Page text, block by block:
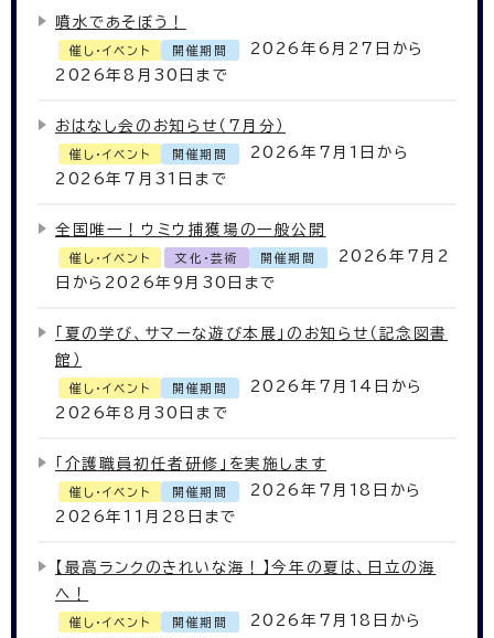
噴水であそぼう！
催し・イベント 開催期間
2026年6月27日から
2026年8月30日まで
おはなし会のお知らせ（7月分）
催し・イベント 開催期間
2026年7月1日から
2026年7月31日まで
全国唯一！ウミウ捕獲場の一般公開
催し・イベント 文化・芸術 開催期間
2026年7月2
日から2026年9月30日まで
「夏の学び、サマーな遊び本展」のお知らせ（記念図書
館）
催し・イベント 開催期間
2026年7月14日から
2026年8月30日まで
「介護職員初任者研修」を実施します
催し・イベント 開催期間
2026年7月18日から
2026年11月28日まで
【最高ランクのきれいな海！】今年の夏は、日立の海
へ！
催し・イベント 開催期間
2026年7月18日から